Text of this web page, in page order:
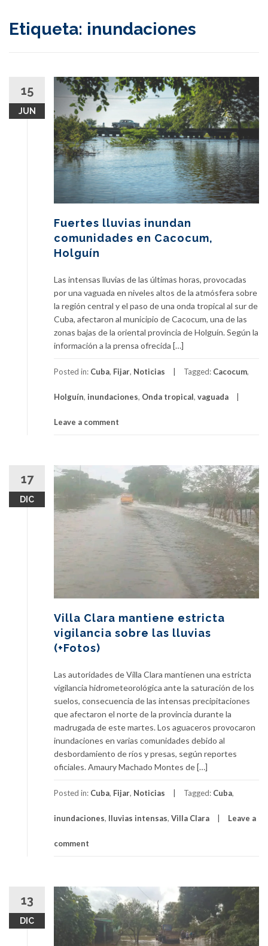
Etiqueta: inundaciones
15
JUN
Fuertes lluvias inundan
comunidades en Cacocum,
Holguín
Las intensas lluvias de las últimas horas, provocadas
por una vaguada en niveles altos de la atmósfera sobre
la región central y el paso de una onda tropical al sur de
Cuba, afectaron al municipio de Cacocum, una de las
zonas bajas de la oriental provincia de Holguín. Según la
información a la prensa ofrecida […]
Posted in: Cuba, Fijar, Noticias Tagged: Cacocum,
Holguín, inundaciones, Onda tropical, vaguada
Leave a comment
17
DIC
Villa Clara mantiene estricta
vigilancia sobre las lluvias
(+Fotos)
Las autoridades de Villa Clara mantienen una estricta
vigilancia hidrometeorológica ante la saturación de los
suelos, consecuencia de las intensas precipitaciones
que afectaron el norte de la provincia durante la
madrugada de este martes. Los aguaceros provocaron
inundaciones en varias comunidades debido al
desbordamiento de ríos y presas, según reportes
oficiales. Amaury Machado Montes de […]
Posted in: Cuba, Fijar, Noticias Tagged: Cuba,
inundaciones, lluvias intensas, Villa Clara Leave a
comment
13
DIC